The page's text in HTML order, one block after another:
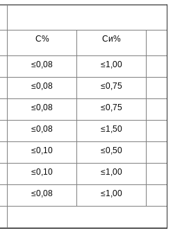
С% Си%
≤0,08 ≤1,00
≤0,08 ≤0,75
≤0,08 ≤0,75
≤0,08 ≤1,50
≤0,10 ≤0,50
≤0,10 ≤1,00
≤0,08 ≤1,00